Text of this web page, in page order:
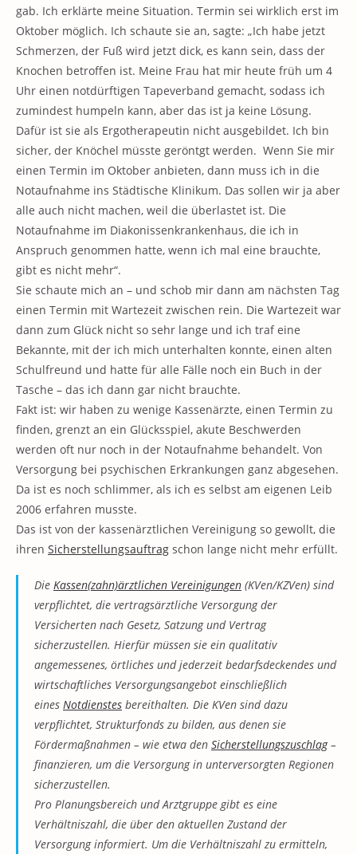
gab. Ich erklärte meine Situation. Termin sei wirklich erst im
Oktober möglich. Ich schaute sie an, sagte: „Ich habe jetzt
Schmerzen, der Fuß wird jetzt dick, es kann sein, dass der
Knochen betroffen ist. Meine Frau hat mir heute früh um 4
Uhr einen notdürftigen Tapeverband gemacht, sodass ich
zumindest humpeln kann, aber das ist ja keine Lösung.
Dafür ist sie als Ergotherapeutin nicht ausgebildet. Ich bin
sicher, der Knöchel müsste geröntgt werden. Wenn Sie mir
einen Termin im Oktober anbieten, dann muss ich in die
Notaufnahme ins Städtische Klinikum. Das sollen wir ja aber
alle auch nicht machen, weil die überlastet ist. Die
Notaufnahme im Diakonissenkrankenhaus, die ich in
Anspruch genommen hatte, wenn ich mal eine brauchte,
gibt es nicht mehr“.
Sie schaute mich an – und schob mir dann am nächsten Tag
einen Termin mit Wartezeit zwischen rein. Die Wartezeit war
dann zum Glück nicht so sehr lange und ich traf eine
Bekannte, mit der ich mich unterhalten konnte, einen alten
Schulfreund und hatte für alle Fälle noch ein Buch in der
Tasche – das ich dann gar nicht brauchte.
Fakt ist: wir haben zu wenige Kassenärzte, einen Termin zu
finden, grenzt an ein Glücksspiel, akute Beschwerden
werden oft nur noch in der Notaufnahme behandelt. Von
Versorgung bei psychischen Erkrankungen ganz abgesehen.
Da ist es noch schlimmer, als ich es selbst am eigenen Leib
2006 erfahren musste.
Das ist von der kassenärztlichen Vereinigung so gewollt, die
ihren Sicherstellungsauftrag schon lange nicht mehr erfüllt.
Die Kassen(zahn)ärztlichen Vereinigungen (KVen/KZVen) sind
verpflichtet, die vertragsärztliche Versorgung der
Versicherten nach Gesetz, Satzung und Vertrag
sicherzustellen. Hierfür müssen sie ein qualitativ
angemessenes, örtliches und jederzeit bedarfsdeckendes und
wirtschaftliches Versorgungsangebot einschließlich
eines Notdienstes bereithalten. Die KVen sind dazu
verpflichtet, Strukturfonds zu bilden, aus denen sie
Fördermaßnahmen – wie etwa den Sicherstellungszuschlag–
finanzieren, um die Versorgung in unterversorgten Regionen
sicherzustellen.
Pro Planungsbereich und Arztgruppe gibt es eine
Verhältniszahl, die über den aktuellen Zustand der
Versorgung informiert. Um die Verhältniszahl zu ermitteln,